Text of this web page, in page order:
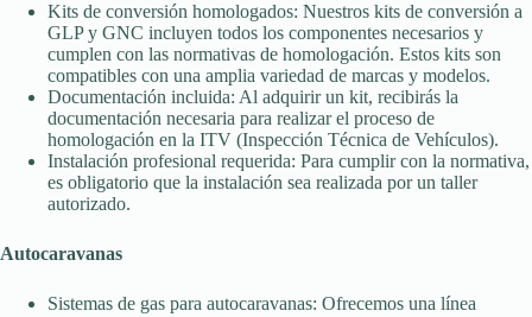
Kits de conversión homologados: Nuestros kits de conversión a
GLP y GNC incluyen todos los componentes necesarios y
cumplen con las normativas de homologación. Estos kits son
compatibles con una amplia variedad de marcas y modelos.
Documentación incluida: Al adquirir un kit, recibirás la
documentación necesaria para realizar el proceso de
homologación en la ITV (Inspección Técnica de Vehículos).
Instalación profesional requerida: Para cumplir con la normativa,
es obligatorio que la instalación sea realizada por un taller
autorizado.
Autocaravanas
Sistemas de gas para autocaravanas: Ofrecemos una línea